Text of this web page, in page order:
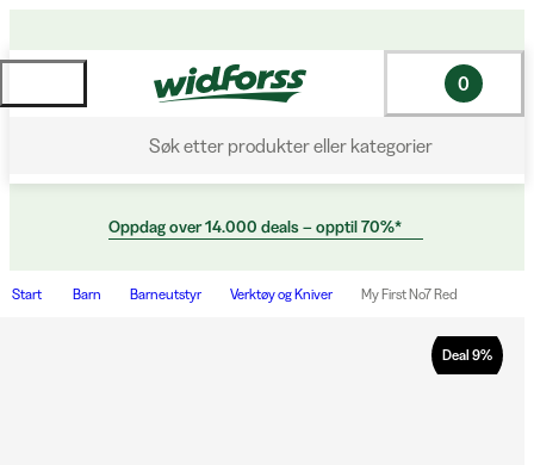
Søk etter produkter eller kategorier
0
Oppdag over 14.000 deals – opptil 70%*
Start Barn Barneutstyr Verktøy og Kniver My First No7 Red
Deal 9%